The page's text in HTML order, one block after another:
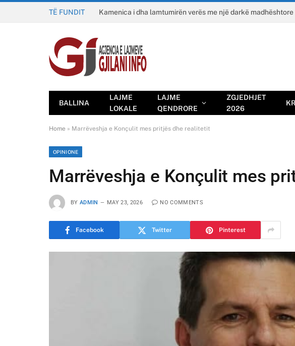
TË FUNDIT Kamenica i dha lamtumirën verës me një darkë madhështore
BALLINA
LAJME
LOKALE
LAJME
QENDRORE
ZGJEDHJET
2026
Home » Marrëveshja e Konçulit mes pritjës dhe realitetit
OPINIONE
Marrëveshja e Konçulit mes
BY ADMIN MAY 23, 2026 NO COMMENTS
Facebook Twitter Pinterest